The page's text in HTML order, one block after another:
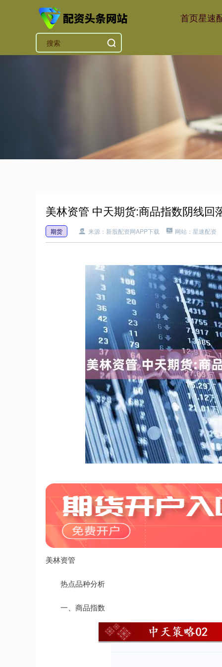
首页星速
美林资管 中天期货:商品指数阴线回
期货 来源：新股配资网APP下载 网站：星速配资
美林资管
热点品种分析
一、商品指数
北证50 1129.40 6.52